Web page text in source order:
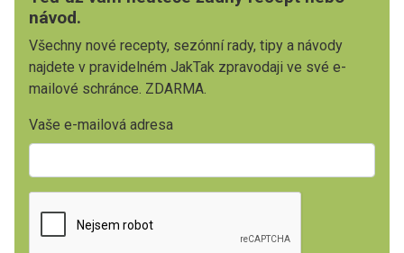
návod.
Všechny nové recepty, sezónní rady, tipy a návody
najdete v pravidelném JakTak zpravodaji ve své e-
mailové schránce. ZDARMA.
Vaše e-mailová adresa